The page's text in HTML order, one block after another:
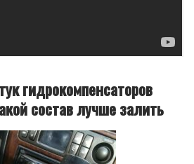
гидрокомпенсаторов
состав лучше залить